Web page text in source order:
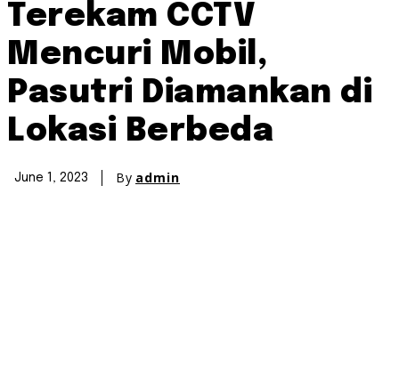
Terekam CCTV
Mencuri Mobil,
Pasutri Diamankan di
Lokasi Berbeda
June 1, 2023 By admin